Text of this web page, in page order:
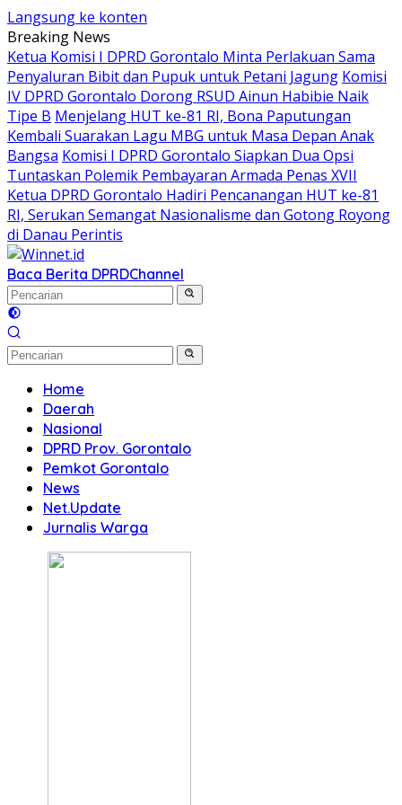
Langsung ke konten
Breaking News
Ketua Komisi I DPRD Gorontalo Minta Perlakuan Sama
Penyaluran Bibit dan Pupuk untuk Petani Jagung Komisi
IV DPRD Gorontalo Dorong RSUD Ainun Habibie Naik
Tipe B Menjelang HUT ke-81 RI, Bona Paputungan
Kembali Suarakan Lagu MBG untuk Masa Depan Anak
Bangsa Komisi I DPRD Gorontalo Siapkan Dua Opsi
Tuntaskan Polemik Pembayaran Armada Penas XVII
Ketua DPRD Gorontalo Hadiri Pencanangan HUT ke-81
RI, Serukan Semangat Nasionalisme dan Gotong Royong
di Danau Perintis
Baca Berita DPRDChannel
Home
Daerah
Nasional
DPRD Prov. Gorontalo
Pemkot Gorontalo
News
Net.Update
Jurnalis Warga